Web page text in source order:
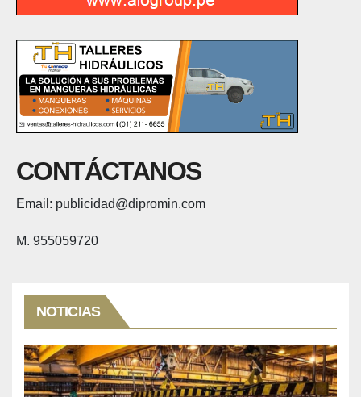
CONTÁCTANOS
Email: publicidad@dipromin.com
M. 955059720
NOTICIAS